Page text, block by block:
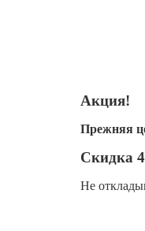
Акция!
Прежняя
Скидка
Не